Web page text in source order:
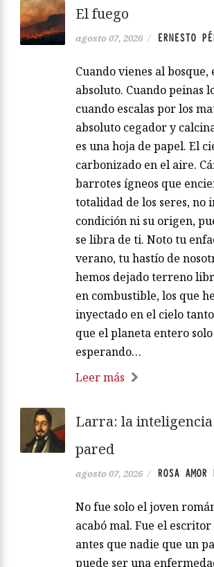
El fuego
agosto 07, 2026 / ERNESTO
Cuando vienes al bosque,
absoluto. Cuando peinas
cuando escalas por los
absoluto cegador y
es una hoja de papel. El
carbonizado en el aire.
barrotes ígneos que
totalidad de los seres, no
condición ni su origen,
se libra de ti. Noto tu
verano, tu hastío de
hemos dejado terreno
en combustible, los que
inyectado en el cielo
que el planeta entero
esperando…
Leer más
Larra: la
pared
agosto 07, 2026 / ROSA AMOR
No fue solo el joven
acabó mal. Fue el
antes que nadie que un
puede ser una